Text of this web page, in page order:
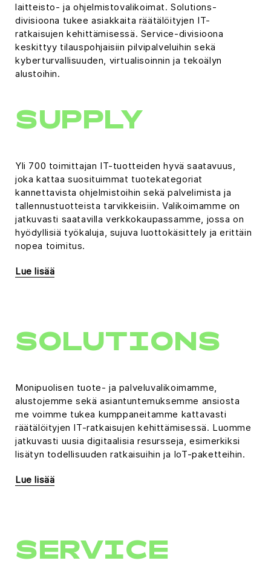
laitteisto- ja ohjelmistovalikoimat. Solutions-
divisioona tukee asiakkaita räätälöityjen IT-
ratkaisujen kehittämisessä. Service-divisioona
keskittyy tilauspohjaisiin pilvipalveluihin sekä
kyberturvallisuuden, virtualisoinnin ja tekoälyn
alustoihin.
SUPPLY
Yli 700 toimittajan IT-tuotteiden hyvä saatavuus,
joka kattaa suosituimmat tuotekategoriat
kannettavista ohjelmistoihin sekä palvelimista ja
tallennustuotteista tarvikkeisiin. Valikoimamme on
jatkuvasti saatavilla verkkokaupassamme, jossa on
hyödyllisiä työkaluja, sujuva luottokäsittely ja erittäin
nopea toimitus.
Lue lisää
SOLUTIONS
Monipuolisen tuote- ja palveluvalikoimamme,
alustojemme sekä asiantuntemuksemme ansiosta
me voimme tukea kumppaneitamme kattavasti
räätälöityjen IT-ratkaisujen kehittämisessä. Luomme
jatkuvasti uusia digitaalisia resursseja, esimerkiksi
lisätyn todellisuuden ratkaisuihin ja IoT-paketteihin.
Lue lisää
SERVICE